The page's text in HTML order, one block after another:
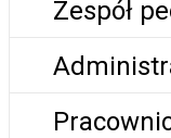
Zespół